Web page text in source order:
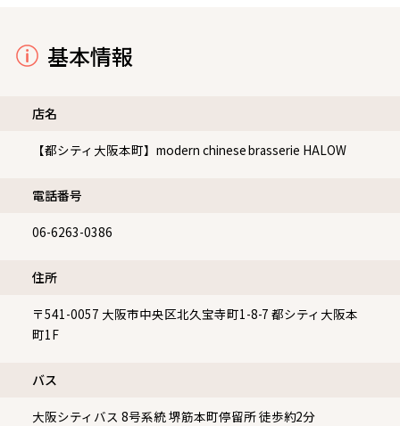
も抜群のお料理をお届けします。チャイナブルーを基調と
した洗練された空間は、カジュアルランチの利用から、記
カジュアル」な時間をお過ごしください。
基本情報
店名
【都シティ大阪本町】modern chinese brasserie HALOW
電話番号
06-6263-0386
住所
〒541-0057 大阪市中央区北久宝寺町1-8-7 都シティ大阪本
町1F
バス
大阪シティバス 8号系統 堺筋本町停留所 徒歩約2分